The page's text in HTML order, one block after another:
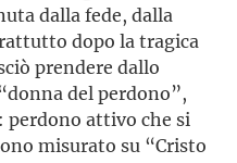
dalla fede, dalla
dopo la tragica
prendere dallo
del perdono”,
attivo che si
misurato su “Cristo